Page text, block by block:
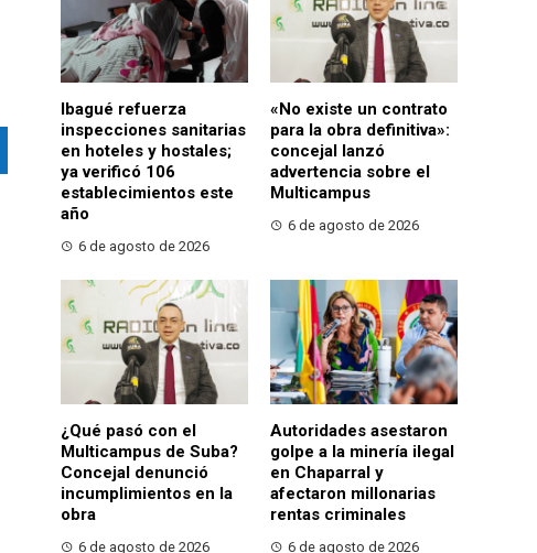
Ibagué refuerza
inspecciones sanitarias
en hoteles y hostales;
ya verificó 106
establecimientos este
año
6 de agosto de 2026
«No existe un contrato
para la obra definitiva»:
concejal lanzó
advertencia sobre el
Multicampus
6 de agosto de 2026
¿Qué pasó con el
Multicampus de Suba?
Concejal denunció
incumplimientos en la
obra
6 de agosto de 2026
Autoridades asestaron
golpe a la minería ilegal
en Chaparral y
afectaron millonarias
rentas criminales
6 de agosto de 2026